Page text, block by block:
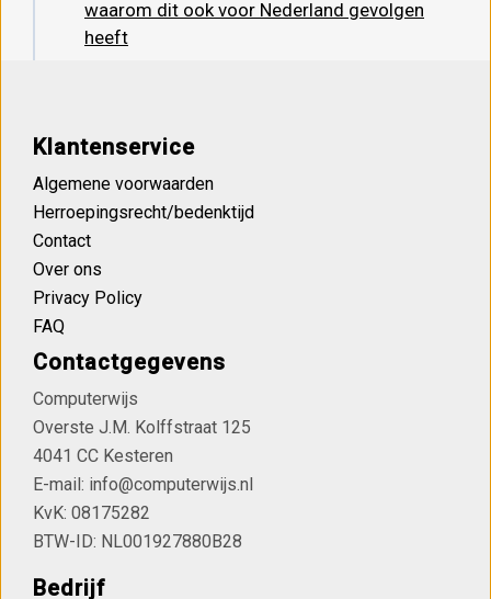
waarom dit ook voor Nederland gevolgen
heeft
Klantenservice
Algemene voorwaarden
Herroepingsrecht/bedenktijd
Contact
Over ons
Privacy Policy
FAQ
Contactgegevens
Computerwijs
Overste J.M. Kolffstraat 125
4041 CC Kesteren
E-mail: info@computerwijs.nl
KvK: 08175282
BTW-ID: NL001927880B28
Bedrijf